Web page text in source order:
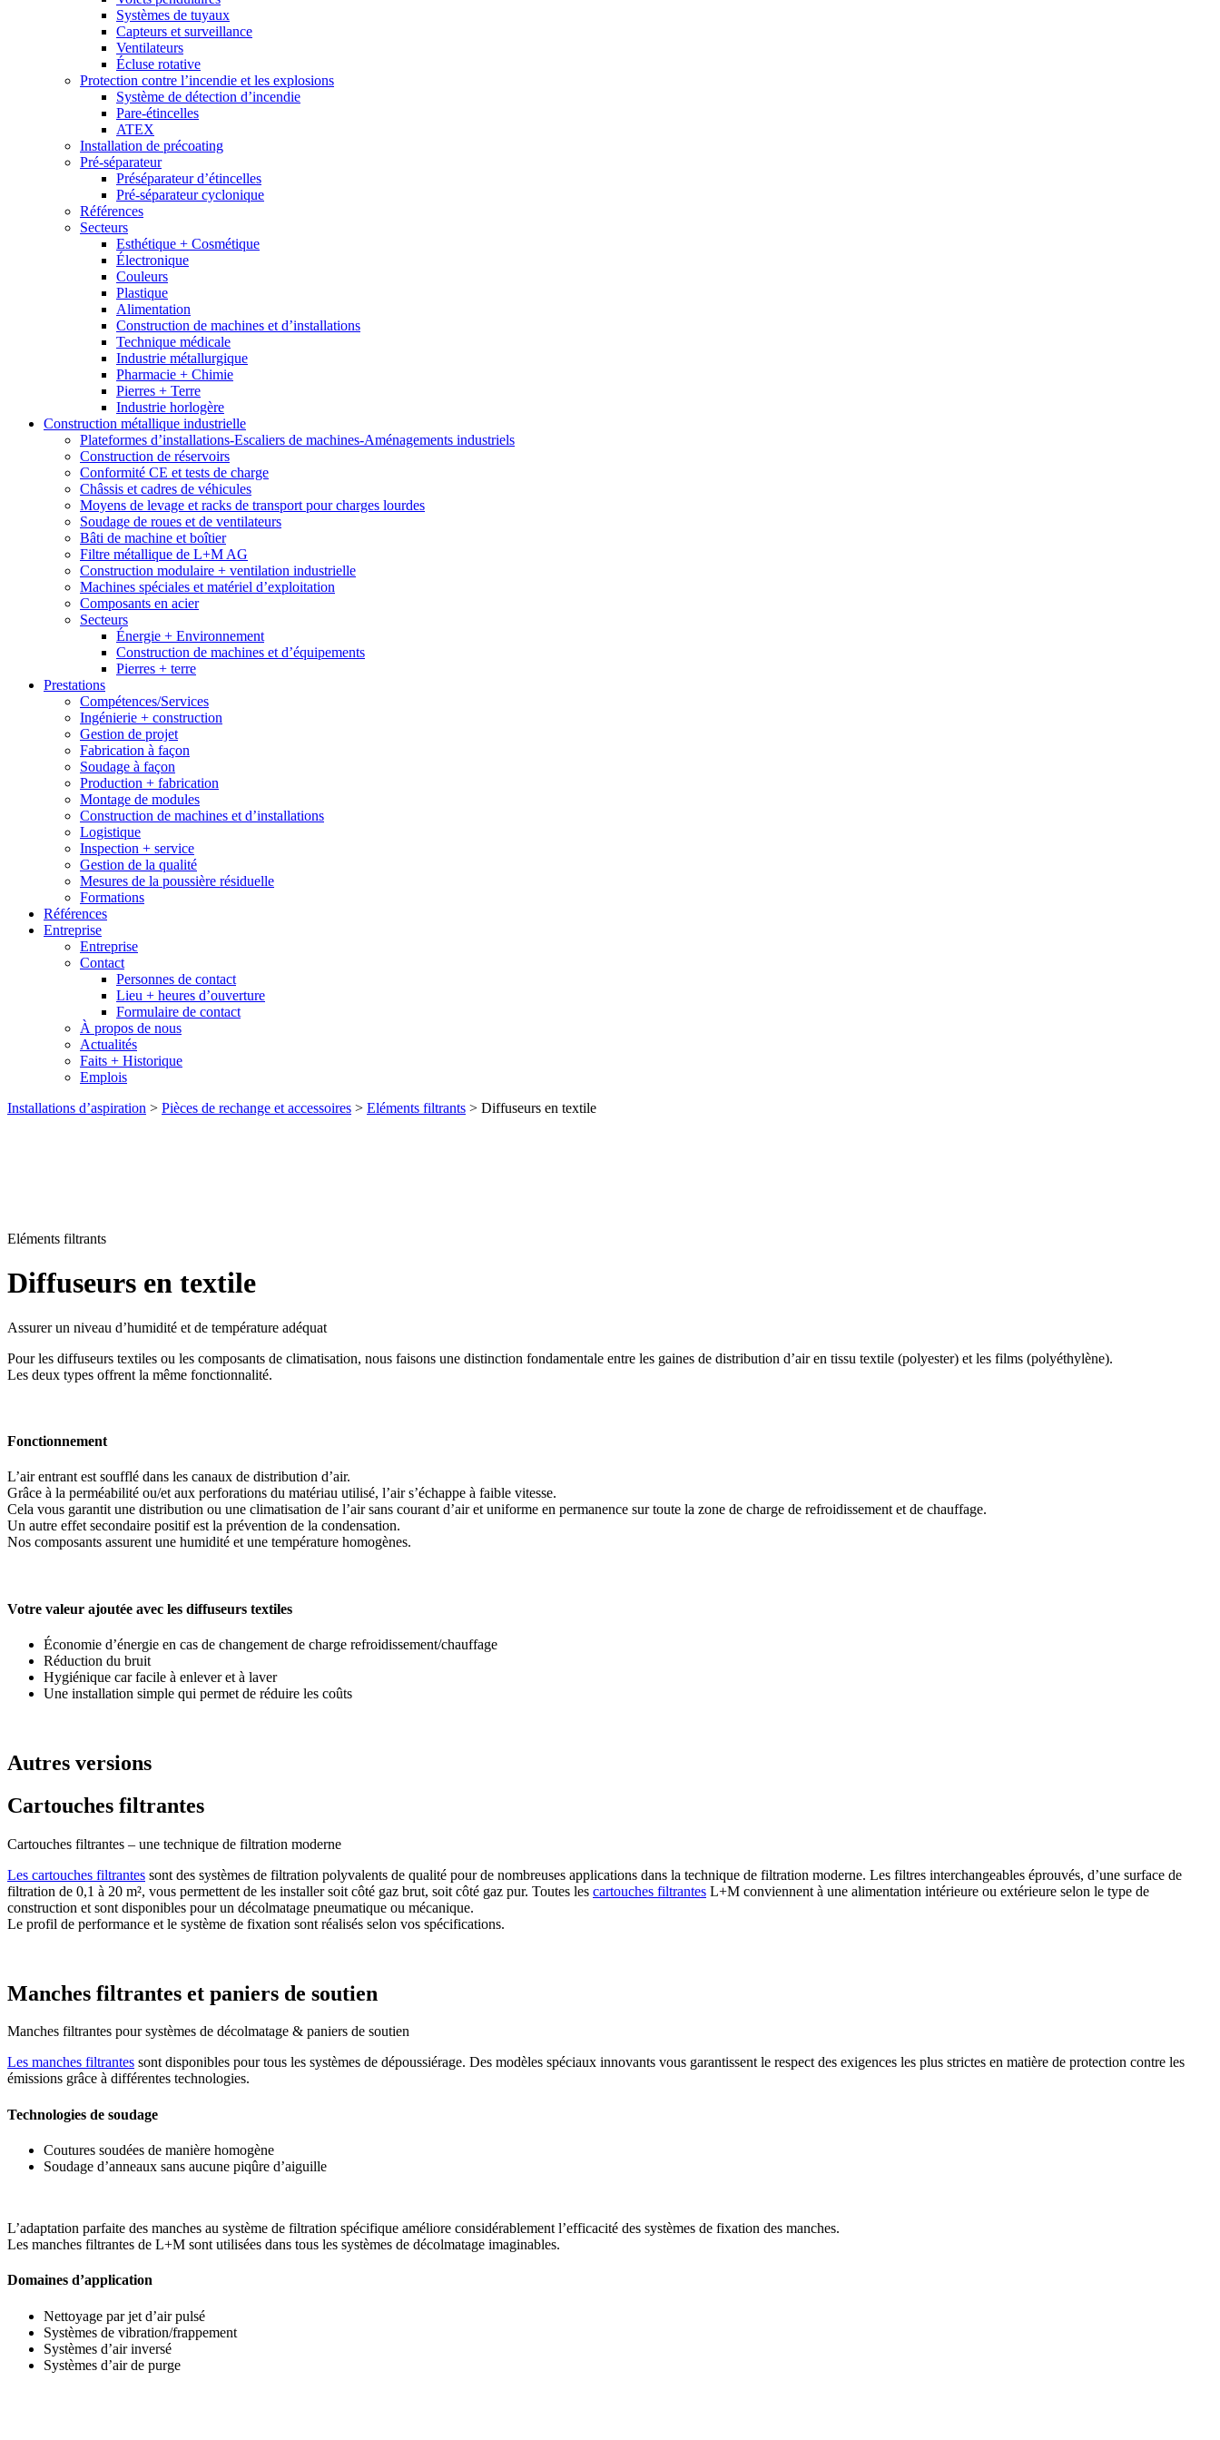
Systèmes de tuyaux
Capteurs et surveillance
Ventilateurs
Écluse rotative
Protection contre l’incendie et les explosions
Système de détection d’incendie
Pare-étincelles
ATEX
Installation de précoating
Pré-séparateur
Préséparateur d’étincelles
Pré-séparateur cyclonique
Références
Secteurs
Esthétique + Cosmétique
Électronique
Couleurs
Plastique
Alimentation
Construction de machines et d’installations
Technique médicale
Industrie métallurgique
Pharmacie + Chimie
Pierres + Terre
Industrie horlogère
Construction métallique industrielle
Plateformes d’installations-Escaliers de machines-Aménagements industriels
Construction de réservoirs
Conformité CE et tests de charge
Châssis et cadres de véhicules
Moyens de levage et racks de transport pour charges lourdes
Soudage de roues et de ventilateurs
Bâti de machine et boîtier
Filtre métallique de L+M AG
Construction modulaire + ventilation industrielle
Machines spéciales et matériel d’exploitation
Composants en acier
Secteurs
Énergie + Environnement
Construction de machines et d’équipements
Pierres + terre
Prestations
Compétences/Services
Ingénierie + construction
Gestion de projet
Fabrication à façon
Soudage à façon
Production + fabrication
Montage de modules
Construction de machines et d’installations
Logistique
Inspection + service
Gestion de la qualité
Mesures de la poussière résiduelle
Formations
Références
Entreprise
Entreprise
Contact
Personnes de contact
Lieu + heures d’ouverture
Formulaire de contact
À propos de nous
Actualités
Faits + Historique
Emplois
Installations d’aspiration > Pièces de rechange et accessoires > Eléments filtrants > Diffuseurs en textile
Eléments filtrants
Diffuseurs en textile
Assurer un niveau d’humidité et de température adéquat
Pour les diffuseurs textiles ou les composants de climatisation, nous faisons une distinction fondamentale entre les gaines de distribution d’air en tissu textile (polyester) et les films (polyéthylène).
Les deux types offrent la même fonctionnalité.
Fonctionnement
L’air entrant est soufflé dans les canaux de distribution d’air.
Grâce à la perméabilité ou/et aux perforations du matériau utilisé, l’air s’échappe à faible vitesse.
Cela vous garantit une distribution ou une climatisation de l’air sans courant d’air et uniforme en permanence sur toute la zone de charge de refroidissement et de chauffage.
Un autre effet secondaire positif est la prévention de la condensation.
Nos composants assurent une humidité et une température homogènes.
Votre valeur ajoutée avec les diffuseurs textiles
Économie d’énergie en cas de changement de charge refroidissement/chauffage
Réduction du bruit
Hygiénique car facile à enlever et à laver
Une installation simple qui permet de réduire les coûts
Autres versions
Cartouches filtrantes
Cartouches filtrantes – une technique de filtration moderne
Les cartouches filtrantes sont des systèmes de filtration polyvalents de qualité pour de nombreuses applications dans la technique de filtration moderne. Les filtres interchangeables éprouvés, d’une surface de
filtration de 0,1 à 20 m², vous permettent de les installer soit côté gaz brut, soit côté gaz pur. Toutes les cartouches filtrantes L+M conviennent à une alimentation intérieure ou extérieure selon le type de
construction et sont disponibles pour un décolmatage pneumatique ou mécanique.
Le profil de performance et le système de fixation sont réalisés selon vos spécifications.
Manches filtrantes et paniers de soutien
Manches filtrantes pour systèmes de décolmatage & paniers de soutien
Les manches filtrantes sont disponibles pour tous les systèmes de dépoussiérage. Des modèles spéciaux innovants vous garantissent le respect des exigences les plus strictes en matière de protection contre les
émissions grâce à différentes technologies.
Technologies de soudage
Coutures soudées de manière homogène
Soudage d’anneaux sans aucune piqûre d’aiguille
L’adaptation parfaite des manches au système de filtration spécifique améliore considérablement l’efficacité des systèmes de fixation des manches.
Les manches filtrantes de L+M sont utilisées dans tous les systèmes de décolmatage imaginables.
Domaines d’application
Nettoyage par jet d’air pulsé
Systèmes de vibration/frappement
Systèmes d’air inversé
Systèmes d’air de purge